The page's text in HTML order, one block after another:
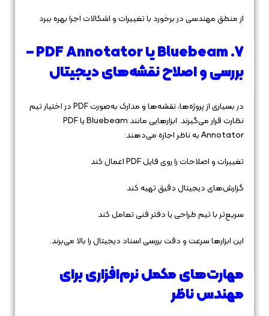
از منطق مهندسی در برخورد با تغییرات و اشکالات اجرا بهره ببرد
7. Bluebeam یا PDF Annotator –
بررسی و اصلاح نقشه‌های دیجیتال
در بسیاری از پروژه‌ها، نقشه‌ها و مدارک به‌صورت PDF در اختیار تیم
نظارت قرار می‌گیرند. ابزارهایی مانند Bluebeam یا PDF
Annotator به ناظر اجازه می‌دهند:
تغییرات و اصلاحات را روی فایل PDF اعمال کند
گزارش‌های دیجیتال دقیق تهیه کند
سریع‌تر با تیم طراحی یا دفتر فنی تعامل کند
این ابزارها سرعت و دقت بررسی اسناد دیجیتال را بالا می‌برند.
مهارت‌های مکمل نرم‌افزاری برای
مهندس ناظر